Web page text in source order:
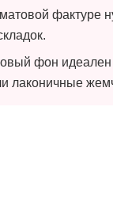
фактуре
фон
лаконичные